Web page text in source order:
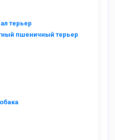
терьер
пшеничный терьер